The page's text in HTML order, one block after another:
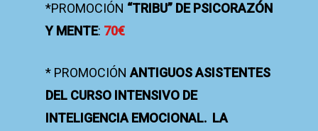
*PROMOCIÓN “TRIBU” DE PSICORAZÓN
Y MENTE: 70€
* PROMOCIÓN ANTIGUOS ASISTENTES
DEL CURSO INTENSIVO DE
INTELIGENCIA EMOCIONAL. LA